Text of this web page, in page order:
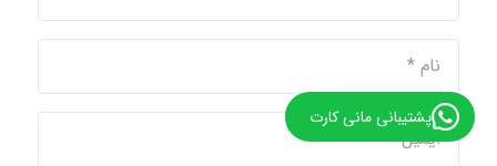
پشتیبانی مانی کارت